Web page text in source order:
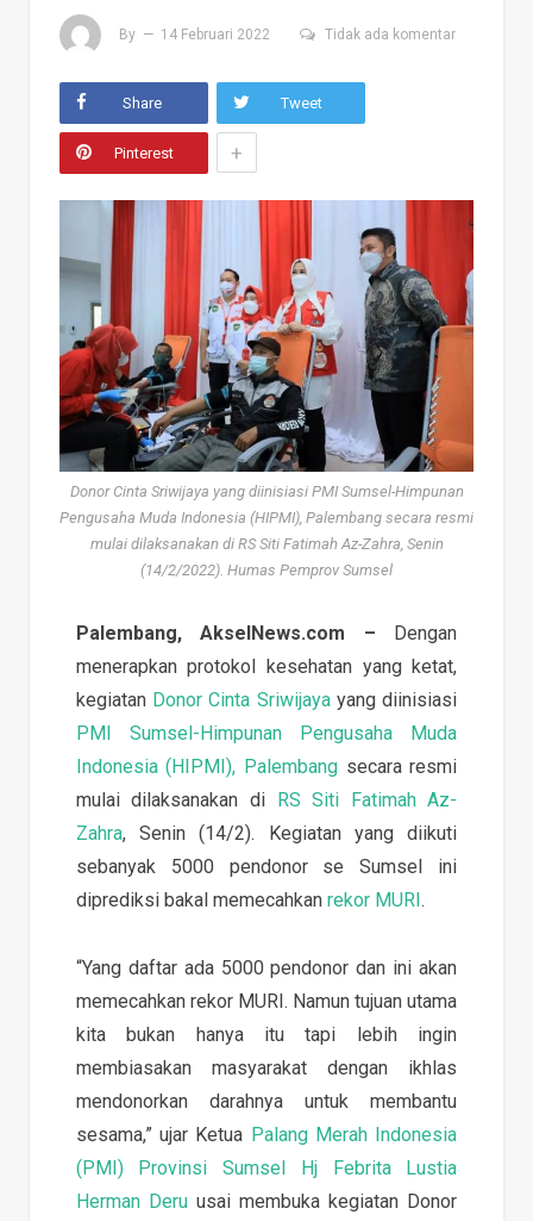
By 14 Februari 2022 Tidak ada komentar
Share Tweet
Pinterest +
Donor Cinta Sriwijaya yang diinisiasi PMI Sumsel-Himpunan
Pengusaha Muda Indonesia (HIPMI), Palembang secara resmi
mulai dilaksanakan di RS Siti Fatimah Az-Zahra, Senin
(14/2/2022). Humas Pemprov Sumsel
Palembang, AkselNews.com – Dengan
menerapkan protokol kesehatan yang ketat,
kegiatan Donor Cinta Sriwijayayang diinisiasi
PMI Sumsel-Himpunan Pengusaha Muda
Indonesia (HIPMI), Palembang secara resmi
mulai dilaksanakan di RS Siti Fatimah Az-
Zahra, Senin (14/2). Kegiatan yang diikuti
sebanyak 5000 pendonor se Sumsel ini
diprediksi bakal memecahkan rekor MURI.
“Yang daftar ada 5000 pendonor dan ini akan
memecahkan rekor MURI. Namun tujuan utama
kita bukan hanya itu tapi lebih ingin
membiasakan masyarakat dengan ikhlas
mendonorkan darahnya untuk membantu
sesama,” ujar Ketua Palang Merah Indonesia
(PMI) Provinsi Sumsel Hj Febrita Lustia
Herman Deruusai membuka kegiatan Donor